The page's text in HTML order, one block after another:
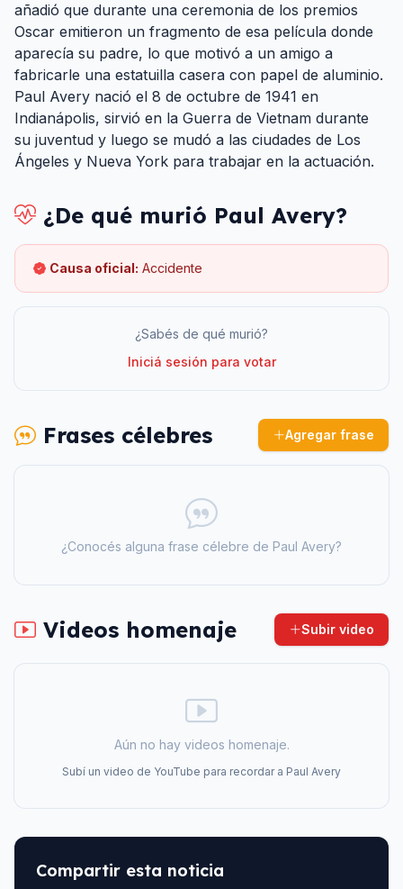
añadió que durante una ceremonia de los premios
Oscar emitieron un fragmento de esa película donde
aparecía su padre, lo que motivó a un amigo a
fabricarle una estatuilla casera con papel de aluminio.
Paul Avery nació el 8 de octubre de 1941 en
Indianápolis, sirvió en la Guerra de Vietnam durante
su juventud y luego se mudó a las ciudades de Los
Ángeles y Nueva York para trabajar en la actuación.
¿De qué murió Paul Avery?
Causa oficial: Accidente
¿Sabés de qué murió?
Iniciá sesión para votar
Frases célebres Agregar frase
¿Conocés alguna frase célebre de Paul Avery?
Videos homenaje Subir video
Aún no hay videos homenaje.
Subí un video de YouTube para recordar a Paul Avery
Compartir esta noticia